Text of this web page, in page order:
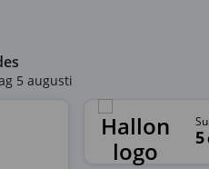
5 augusti
5